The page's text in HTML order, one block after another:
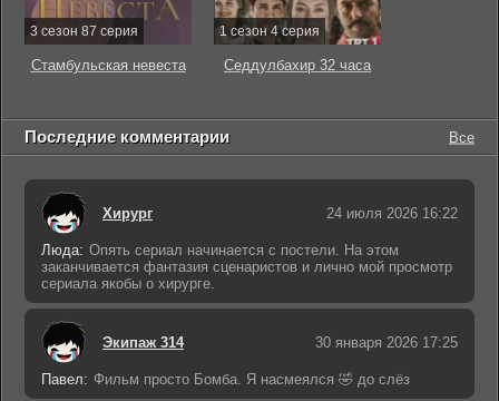
3 сезон 87 серия
Стамбульская невеста
1 сезон 4 серия
Седдулбахир 32 часа
Последние комментарии Все
Хирург 24 июля 2026 16:22
Люда: Опять сериал начинается с постели. На этом
заканчивается фантазия сценаристов и лично мой просмотр
сериала якобы о хирурге.
Экипаж 314 30 января 2026 17:25
Павел: Фильм просто Бомба. Я насмеялся 🤣 до слёз